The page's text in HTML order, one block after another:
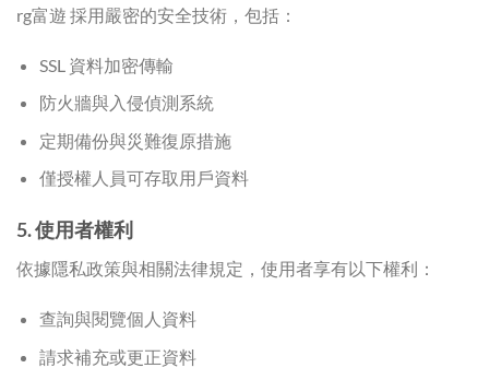
rg富遊 採用嚴密的安全技術，包括：
SSL 資料加密傳輸
防火牆與入侵偵測系統
定期備份與災難復原措施
僅授權人員可存取用戶資料
5. 使用者權利
依據隱私政策與相關法律規定，使用者享有以下權利：
查詢與閱覽個人資料
請求補充或更正資料